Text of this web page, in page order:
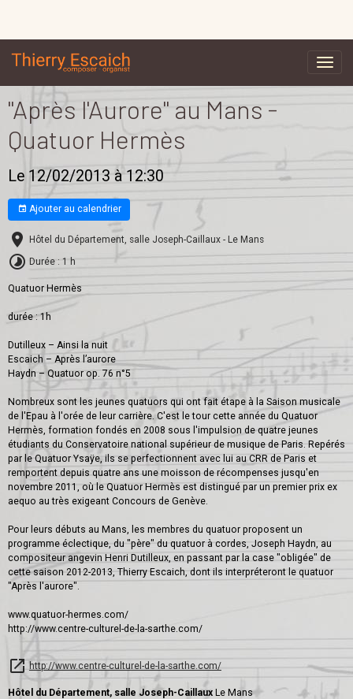
"Après l'Aurore" au Mans -
Quatuor Hermès
Le 12/02/2013 à 12:30
Ajouter au calendrier
Hôtel du Département, salle Joseph-Caillaux - Le Mans
Durée : 1 h
Quatuor Hermès
durée : 1h
Dutilleux – Ainsi la nuit
Escaich – Après l’aurore
Haydn – Quatuor op. 76 n°5
Nombreux sont les jeunes quatuors qui ont fait étape à la Saison musicale
de l'Epau à l'orée de leur carrière. C'est le tour cette année du Quatuor
Hermès, formation fondés en 2008 sous l'impulsion de quatre jeunes
étudiants du Conservatoire national supérieur de musique de Paris. Repérés
par le Quatuor Ysaÿe, ils se perfectionnent avec lui au CRR de Paris et
remportent depuis quatre ans une moisson de récompenses jusqu'en
novembre 2011, où le Quatuor Hermès est distingué par un premier prix ex
aequo au très exigeant Concours de Genève.
Pour leurs débuts au Mans, les membres du quatuor proposent un
programme éclectique, du "père" du quatuor à cordes, Joseph Haydn, au
compositeur angevin Henri Dutilleux, en passant par la case "obligée" de
cette saison 2012-2013, Thierry Escaich, dont ils interpréteront le quatuor
"Après l'aurore".
www.quatuor-hermes.com/
http://www.centre-culturel-de-la-sarthe.com/
http://www.centre-culturel-de-la-sarthe.com/
Hôtel du Département, salle Joseph-Caillaux Le Mans